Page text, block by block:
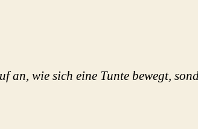
an, wie sich eine Tunte bewegt,